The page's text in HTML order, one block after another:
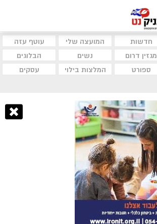
חדשות המועצה שלי
עוטף עזה
מגזין דרום נשים
הבלוגים
ספורט המלצות בילוי
עסקים